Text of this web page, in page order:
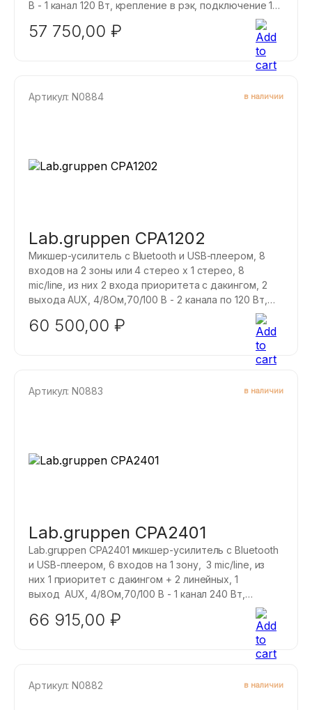
B - 1 канал 120 Вт, крепление в рэк, подключение 1
высококачественный звук как на низкоомные (4/8
Ом), так и на высокоомные (70/100 В) акустические
системы, обеспечивая исключительную гибкость
эксплуатации - даже для нетехнического
57 750,00 ₽
Артикул: N0884 в наличии
Lab.gruppen CPA1202
Микшер-усилитель с Bluetooth и USB-плеером, 8
входов на 2 зоны или 4 стерео x 1 стерео, 8
mic/line, из них 2 входа приоритета с дакингом, 2
выхода AUX, 4/8Ом,70/100 B - 2 канала по 120 Вт,
CPA2401 оснащен резиновыми ножками, что
позволяет разместить усилитель на столе, полке
60 500,00 ₽
Артикул: N0883 в наличии
Lab.gruppen CPA2401
Lab.gruppen CPA2401 микшер-усилитель с Bluetooth
и USB-плеером, 6 входов на 1 зону, 3 mic/line, из
них 1 приоритет с дакингом + 2 линейных, 1
выход AUX, 4/8Ом,70/100 B - 1 канал 240 Вт,
66 915,00 ₽
Артикул: N0882 в наличии